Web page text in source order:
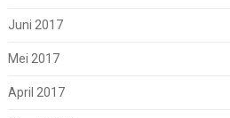
Juni 2017
Mei 2017
April 2017